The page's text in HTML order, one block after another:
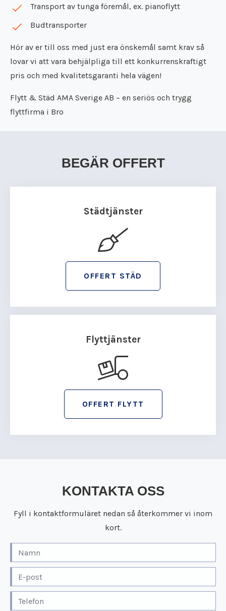
Transport av tunga föremål, ex. pianoflytt
Budtransporter
Hör av er till oss med just era önskemål samt krav så
lovar vi att vara behjälpliga till ett konkurrenskraftigt
pris och med kvalitetsgaranti hela vägen!
Flytt & Städ AMA Sverige AB – en seriös och trygg
flyttfirma i Bro
BEGÄR OFFERT
Städtjänster
OFFERT STÄD
Flyttjänster
OFFERT FLYTT
KONTAKTA OSS
Fyll i kontaktformuläret nedan så återkommer vi inom
kort.